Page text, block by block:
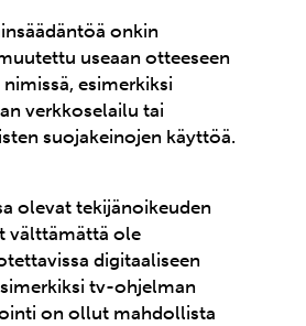
onkin
useaan otteeseen
esimerkiksi
verkkoselailu tai
suojakeinojen käyttöä.
olevat tekijänoikeuden
välttämättä ole
digitaaliseen
tv-ohjelman
on ollut mahdollista